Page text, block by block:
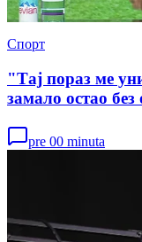
Спорт
"Тај пораз ме
замало остао без
pre 00 minuta